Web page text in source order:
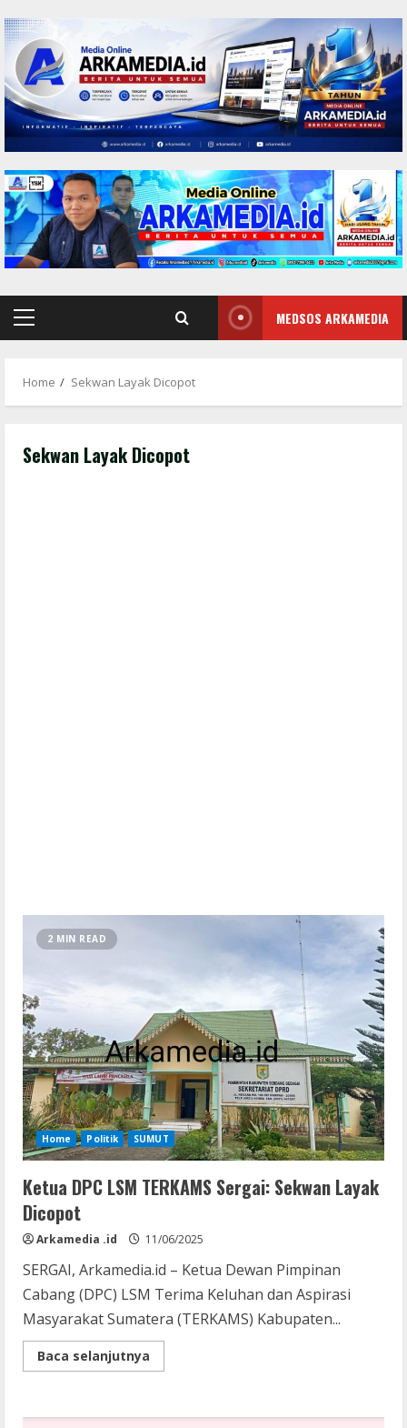
to
content
Primary
MEDSOS ARKAMEDIA
Home Sekwan Layak Dicopot
Sekwan Layak Dicopot
2 MIN READ
Home Politik SUMUT
Ketua DPC LSM TERKAMS Sergai: Sekwan Layak
Dicopot
Arkamedia .id 11/06/2025
SERGAI, Arkamedia.id – Ketua Dewan Pimpinan
Cabang (DPC) LSM Terima Keluhan dan Aspirasi
Masyarakat Sumatera (TERKAMS) Kabupaten...
Baca selanjutnya
more
LSM